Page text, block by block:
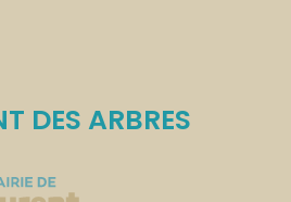
DES ARBRES